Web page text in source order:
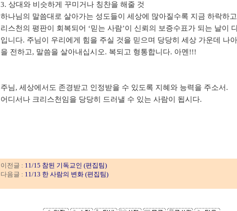
3. 상대와 비슷하게 꾸미거나 칭찬을 해줄 것
하나님의 말씀대로 살아가는 성도들이 세상에 많아질수록 지금 하락하
리스천의 평판이 회복되어 ‘믿는 사람’이 신뢰의 보증수표가 되는 날이
입니다. 주님이 우리에게 힘을 주실 것을 믿으며 당당히 세상 가운데 나
을 전하고, 말씀을 살아내십시오. 복되고 형통합니다. 아멘!!!
주님, 세상에서도 존경받고 인정받을 수 있도록 지혜와 능력을 주소서.
어디서나 크리스천임을 당당히 드러낼 수 있는 사람이 됩시다.
이전글 : 11/15 참된 기독교인 (편집팀)
다음글 : 11/13 한 사람의 변화 (편집팀)